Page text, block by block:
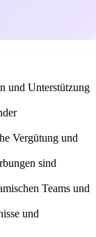
und Unterstützung
Vergütung und
sind
Teams und
und